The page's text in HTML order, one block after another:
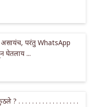
असायंच, परंतु WhatsApp
घेतलाय ...
? . . . . . . . . . . . . . . . . . .